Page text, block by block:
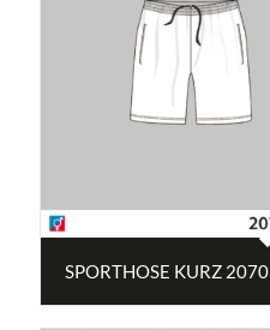
SPORTHOSE KURZ 2070